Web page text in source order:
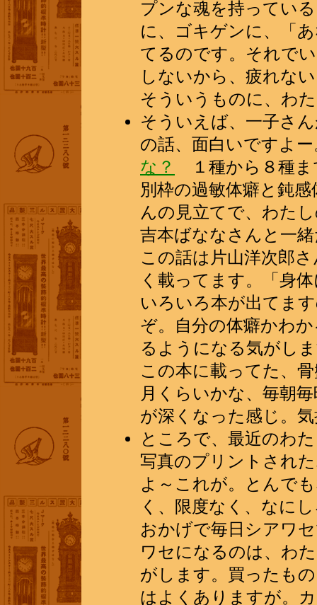
プンな魂を持ってい
に、ゴキゲンに、「
てるのです。それで
しないから、疲れな
そういうものに、わ
そういえば、一子さ
の話、面白いですよ
な？
１種から８種ま
別枠の過敏体癖と鈍
んの見立てで、わた
吉本ばななさんと一
この話は片山洋次郎
く載ってます。「身
いろいろ本が出てま
ぞ。自分の体癖かわ
るようになる気がし
この本に載ってた、
月くらいかな、毎朝
が深くなった感じ。
ところで、最近のわ
写真のプリントされ
よ～これが。とんで
く、限度なく、なに
おかげで毎日シアワ
ワセになるのは、わ
がします。買ったも
はよくありますが。